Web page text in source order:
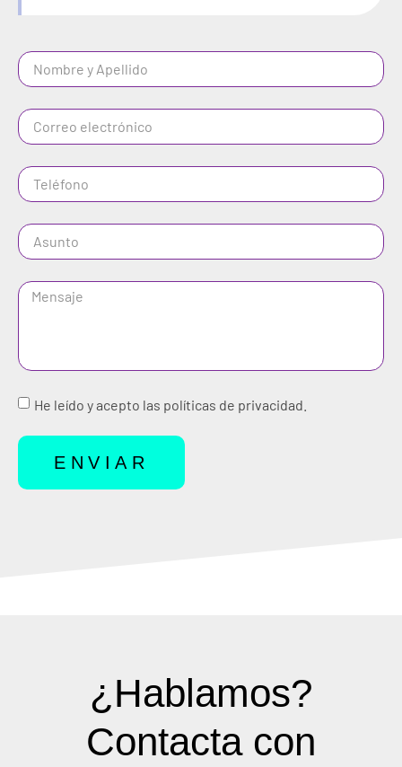
He leído y acepto las políticas de privacidad.
ENVIAR
¿Hablamos?
Contacta con